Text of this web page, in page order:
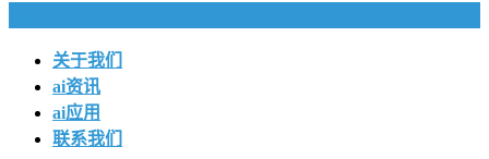
关于我们
ai资讯
ai应用
联系我们